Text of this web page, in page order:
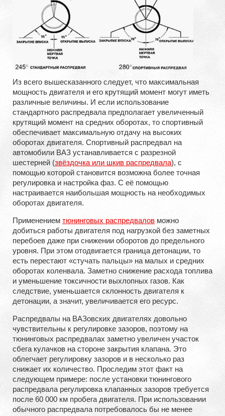
Из всего вышесказанного следует, что максимальная
мощность двигателя и его крутящий момент могут иметь
различные величины. И если использование
стандартного распредвала предполагает увеличенный
крутящий момент на средних оборотах, то спортивный
обеспечивает максимальную отдачу на высоких
оборотах двигателя. Спортивный распредвал на
автомобили ВАЗ устанавливается с разрезной
шестерней (звёздочка или шкив распредвала), с
помощью которой становится возможна более точная
регулировка и настройка фаз. С её помощью
настраивается наибольшая мощность на необходимых
оборотах двигателя.
Применением тюнинговых распредвалов можно
добиться работы двигателя под нагрузкой без заметных
перебоев даже при снижении оборотов до предельного
уровня. При этом отодвигается граница детонации, то
есть перестают «стучать пальцы» на малых и средних
оборотах коленвала. Заметно снижение расхода топлива
и уменьшение токсичности выхлопных газов. Как
следствие, уменьшается склонность двигателя к
детонации, а значит, увеличивается его ресурс.
Распредвалы на ВАЗовских двигателях довольно
чувствительны к регулировке зазоров, поэтому на
тюнинговых распредвалах заметно увеличен участок
сбега кулачков на стороне закрытия клапана. Это
облегчает регулировку зазоров и в несколько раз
снижает их количество. Проследим этот факт на
следующем примере: после установки тюнингового
распредвала регулировка клапанных зазоров требуется
после 60 000 км пробега двигателя. При использовании
обычного распредвала потребовалось бы не менее